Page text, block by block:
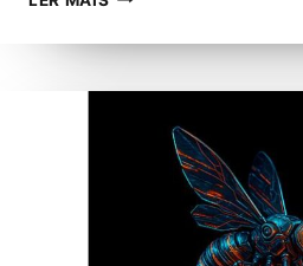
LANÇA
“VEM
SANTO”,